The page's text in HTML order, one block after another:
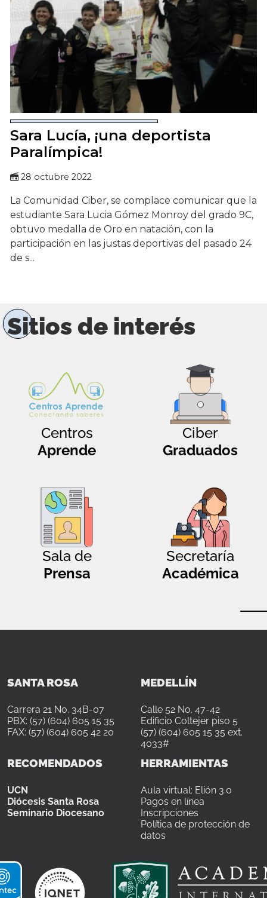
Sara Lucía, ¡una deportista
Paralímpica!
28 octubre 2022
La Comunidad Ciber, se complace comunicar que la
estudiante Sara Lucia Gómez Monroy del grado 9C,
obtuvo medalla de Oro en natación, con la
participación en las justas deportivas del pasado 24
de s...
Sitios de interés
Centros
Aprende
Ciber
Graduados
Sala de
Prensa
Secretaría
Académica
SANTA ROSA
Carrera 21 No. 34B-07
PBX: (57) (604) 605 15 35
FAX: (57) (604) 605 42 20
MEDELLÍN
Calle 52 No. 47-42
Edificio Coltejer piso 5
(57) (604) 605 15 35 ext.
4033#
RECOMENDADOS
UCN
Diócesis Santa Rosa
Seminario Diocesano
HERRAMIENTAS
Aula virtual: Elión 3.0
Pagos en línea
Inscripciones
Política de protección de
datos